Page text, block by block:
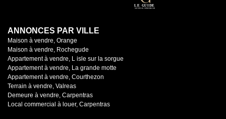
ANNONCES PAR VILLE
Maison à vendre, Orange
Maison à vendre, Rochegude
Appartement à vendre, L isle sur la sorgue
Appartement à vendre, La grande motte
Appartement à vendre, Courthezon
Terrain à vendre, Valreas
Demeure à vendre, Carpentras
Local commercial à louer, Carpentras